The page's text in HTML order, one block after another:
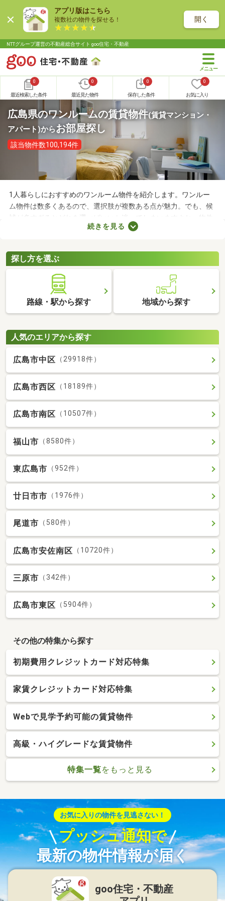
アプリ版はこちら
複数社の物件を探せる！ 開く
NTTグループ運営の不動産総合サイト goo住宅・不動産
0
最近検索した条件
0
最近見た物件
0
保存した条件
0
お気に入り
広島県のワンルームの賃貸物件(賃貸マンション・
アパート)からお部屋探し
該当物件数100,194件
1人暮らしにおすすめのワンルーム物件を紹介します。ワンルー
ム物件は数多くあるので、選択肢が複数ある点が魅力。でも、候
補が多すぎるとどれを選べばいいか迷ってしまいますよね。物件
を選ぶときは、間取り・設備・家賃などをチェックすることがお
を見つけましょう。
続きを見る
探し方を選ぶ
路線・駅から探す 地域から探す
人気のエリアから探す
広島市中区 （29918件）
広島市西区 （18189件）
広島市南区 （10507件）
福山市 （8580件）
東広島市 （952件）
廿日市市 （1976件）
尾道市 （580件）
広島市安佐南区 （10720件）
三原市 （342件）
広島市東区 （5904件）
その他の特集から探す
初期費用クレジットカード対応特集
家賃クレジットカード対応特集
Webで見学予約可能の賃貸物件
高級・ハイグレードな賃貸物件
特集一覧をもっと見る
お気に入りの物件を見逃さない！
プッシュ通知で
最新の物件情報が届く
goo住宅・不動産